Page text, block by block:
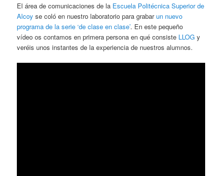
El área de comunicaciones de la Escuela Politécnica Superior de
Alcoy se coló en nuestro laboratorio para grabarun nuevo
programa de la serie ‘de clase en clase’. En este pequeño
vídeo os contamos en primera persona en qué consiste LLOG y
veréis unos instantes de la experiencia de nuestros alumnos.